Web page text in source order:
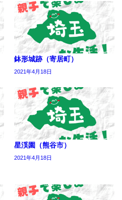
鉢形城跡（寄居町）
2021年4月18日
星渓園（熊谷市）
2021年4月18日